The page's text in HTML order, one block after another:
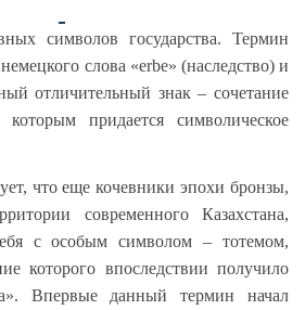
символов государства. Термин
слова «erbe» (наследство) и
отличительный знак – сочетание
придается символическое
что еще кочевники эпохи бронзы,
современного Казахстана,
с особым символом – тотемом,
которого впоследствии получило
Впервые данный термин начал